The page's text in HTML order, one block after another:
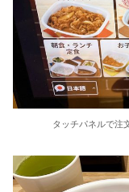
タッチパネルで注